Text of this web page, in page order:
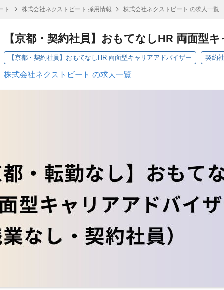
ト 株式会社ネクストビート 採用情報 株式会社ネクストビート の求人一覧
【京都・契約社員】おもてなしHR 両面型
【京都・契約社員】おもてなしHR 両面型キャリアアドバイザー 契約
株式会社ネクストビート の求人一覧